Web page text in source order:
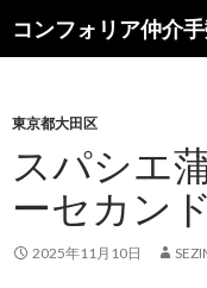
コンフォリア仲介
索
ン
へ
ッ
東京都大田区
スパシエ
ーセカン
2025年11月10日